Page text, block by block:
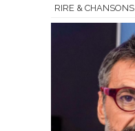
RIRE & CHANSONS